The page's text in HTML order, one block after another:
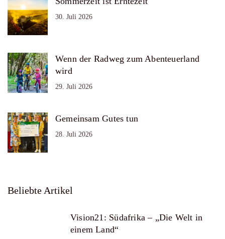
30. Juli 2026
Wenn der Radweg zum Abenteuerland
wird
29. Juli 2026
Gemeinsam Gutes tun
28. Juli 2026
Beliebte Artikel
Vision21: Südafrika – „Die Welt in
einem Land“